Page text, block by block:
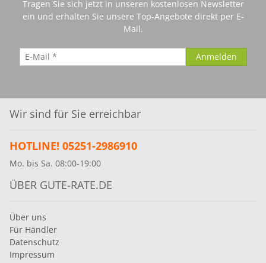
Tragen Sie sich jetzt in unseren kostenlosen Newsletter
ein und erhalten Sie unsere Top-Angebote direkt per E-
Mail.
Wir sind für Sie erreichbar
HOTLINE! 05251-2986910
Mo. bis Sa. 08:00-19:00
ÜBER GUTE-RATE.DE
Über uns
Für Händler
Datenschutz
Impressum